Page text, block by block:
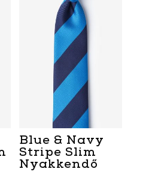
Blue & Navy
Stripe Slim
Nyakkendő